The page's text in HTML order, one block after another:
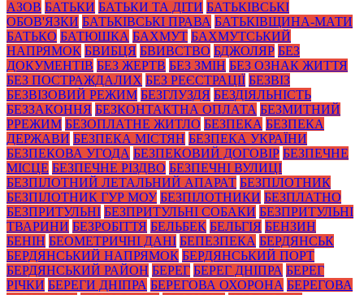
АЗОВ БАТЬКИ БАТЬКИ ТА ДІТИ БАТЬКІВСЬКІ
ОБОВ'ЯЗКИ БАТЬКІВСЬКІ ПРАВА БАТЬКІВЩИНА-МАТИ
БАТЬКО БАТЮШКА БАХМУТ БАХМУТСЬКИЙ
НАПРЯМОК БВИБЦЯ БВИВСТВО БДЖОЛЯР БЕЗ
ДОКУМЕНТІВ БЕЗ ЖЕРТВ БЕЗ ЗМІН БЕЗ ОЗНАК ЖИТТЯ
БЕЗ ПОСТРАЖДАЛИХ БЕЗ РЕЄСТРАЦІЇ БЕЗВІЗ
БЕЗВІЗОВИЙ РЕЖИМ БЕЗГЛУЗДЯ БЕЗДІЯЛЬНІСТЬ
БЕЗЗАКОННЯ БЕЗКОНТАКТНА ОПЛАТА БЕЗМИТНИЙ
РРЕЖИМ БЕЗОПЛАТНЕ ЖИТЛО БЕЗПЕКА БЕЗПЕКА
ДЕРЖАВИ БЕЗПЕКА МІСТЯН БЕЗПЕКА УКРАЇНИ
БЕЗПЕКОВА УГОДА БЕЗПЕКОВИЙ ДОГОВІР БЕЗПЕЧНЕ
МІСЦЕ БЕЗПЕЧНЕ РІЗДВО БЕЗПЕЧНІ ВУЛИЦІ
БЕЗПІЛОТНИЙ ЛЕТАЛЬНИЙ АПАРАТ БЕЗПІЛОТНИК
БЕЗПІЛОТНИК ГУР МОУ БЕЗПІЛОТНИКИ БЕЗПЛАТНО
БЕЗПРИТУЛЬНІ БЕЗПРИТУЛЬНІ СОБАКИ БЕЗПРИТУЛЬНІ
ТВАРИНИ БЕЗРОБІТТЯ БЕЛЬБЕК БЕЛЬГІЯ БЕНЗИН
БЕНІН БЕОМЕТРИЧНІ ДАНІ БЕПЕЗПЕКА БЕРДЯНСЬК
БЕРДЯНСЬКИЙ НАПРЯМОК БЕРДЯНСЬКИЙ ПОРТ
БЕРДЯНСЬКИЙ РАЙОН БЕРЕГ БЕРЕГ ДНІПРА БЕРЕГ
РІЧКИ БЕРЕГИ ДНІПРА БЕРЕГОВА ОХОРОНА БЕРЕГОВА